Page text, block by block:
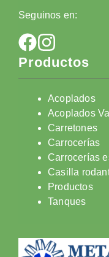
Seguinos en:
Productos
Acoplados
Acoplados
Carretones
Carrocerías
Carrocerías
Casilla
Productos
Tanques